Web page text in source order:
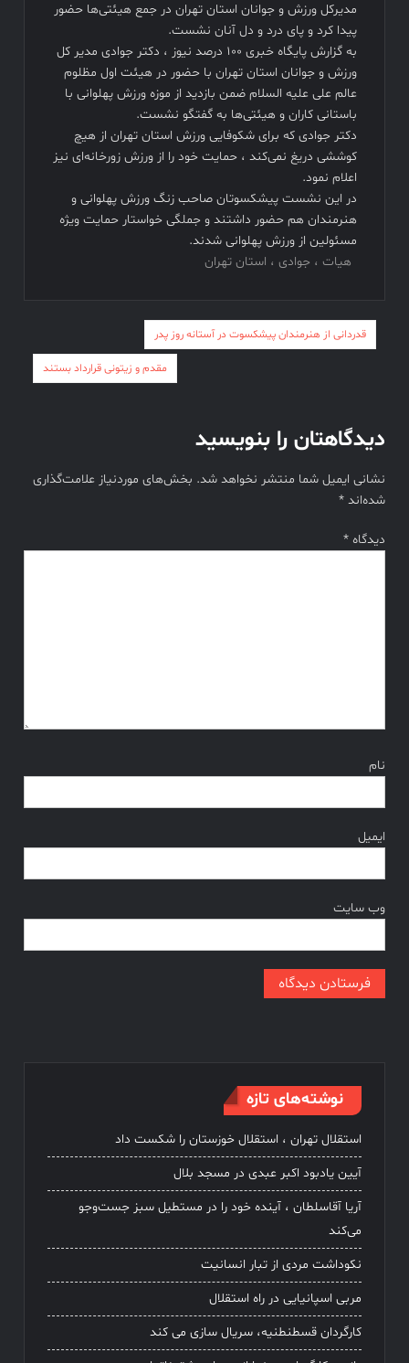
فیلم های نوروزی به توفیق دست پیدا نکردند
فیلم کیمیایی متوقف شد
مدیرکل ورزش و جوانان استان تهران در جمع هیئتی‌ها حضور
پیدا کرد و پای درد و دل آنان نشست.
به گزارش پایگاه خبری ۱۰۰ درصد نیوز ، دکتر جوادی مدیر کل
ورزش و جوانان استان تهران با حضور در هیئت اول مظلوم
عالم علی علیه السلام ضمن بازدید از موزه ورزش پهلوانی با
باستانی کاران و هیئتی‌ها به گفتگو نشست.
دکتر جوادی که برای شکوفایی ورزش استان تهران از هیچ
کوششی دریغ نمی‌کند ، حمایت خود را از ورزش زورخانه‌ای نیز
اعلام نمود.
در این نشست پیشکسوتان صاحب زنگ ورزش پهلوانی و
هنرمندان هم حضور داشتند و جملگی خواستار حمایت ویژه
مسئولین از ورزش پهلوانی شدند.
هیات ، جوادی ، استان تهران
راهبری
قدردانی از هنرمندان پیشکسوت در آستانه روز پدر
مقدم و زیتونی قرارداد بستند
دیدگاهتان را بنویسید
نشانی ایمیل شما منتشر نخواهد شد. بخش‌های موردنیاز علامت‌گذاری
شده‌اند*
دیدگاه*
نام
ایمیل
وب‌ سایت
نوشته‌های تازه
استقلال تهران ، استقلال خوزستان را شکست داد
آیین یادبود اکبر عبدی در مسجد بلال
آریا آقاسلطان ، آینده خود را در مستطیل سبز جست‌وجو
می‌کند
نکوداشت مردی از تبار انسانیت
مربی اسپانیایی در راه استقلال
کارگردان قسطنطنیه، سریال سازی می کند